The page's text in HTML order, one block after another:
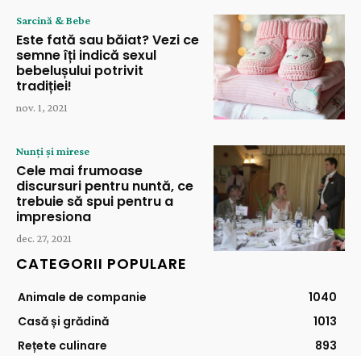
Sarcină & Bebe
Este fată sau băiat? Vezi ce
semne îți indică sexul
bebelușului potrivit
tradiției!
nov. 1, 2021
Nunți și mirese
Cele mai frumoase
discursuri pentru nuntă, ce
trebuie să spui pentru a
impresiona
dec. 27, 2021
CATEGORII POPULARE
Animale de companie
1040
Casă și grădină
1013
Rețete culinare
893